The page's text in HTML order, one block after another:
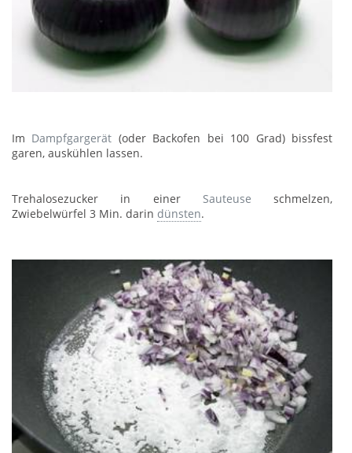
Im Dampfgargerät (oder Backofen bei 100 Grad) bissfest
garen, auskühlen lassen.
Trehalosezucker in einer Sauteuse schmelzen,
Zwiebelwürfel 3 Min. darin dünsten.